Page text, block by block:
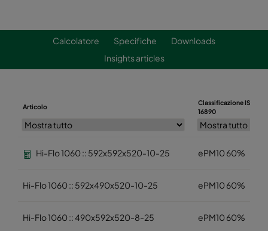
Calcolatore Specifiche
Downloads
Insights articles
Articolo
Classificazione ISO
16890
Hi-Flo 1060 :: 592x592x520-10-25 ePM10 60%
Hi-Flo 1060 :: 592x490x520-10-25 ePM10 60%
Hi-Flo 1060 :: 490x592x520-8-25 ePM10 60%